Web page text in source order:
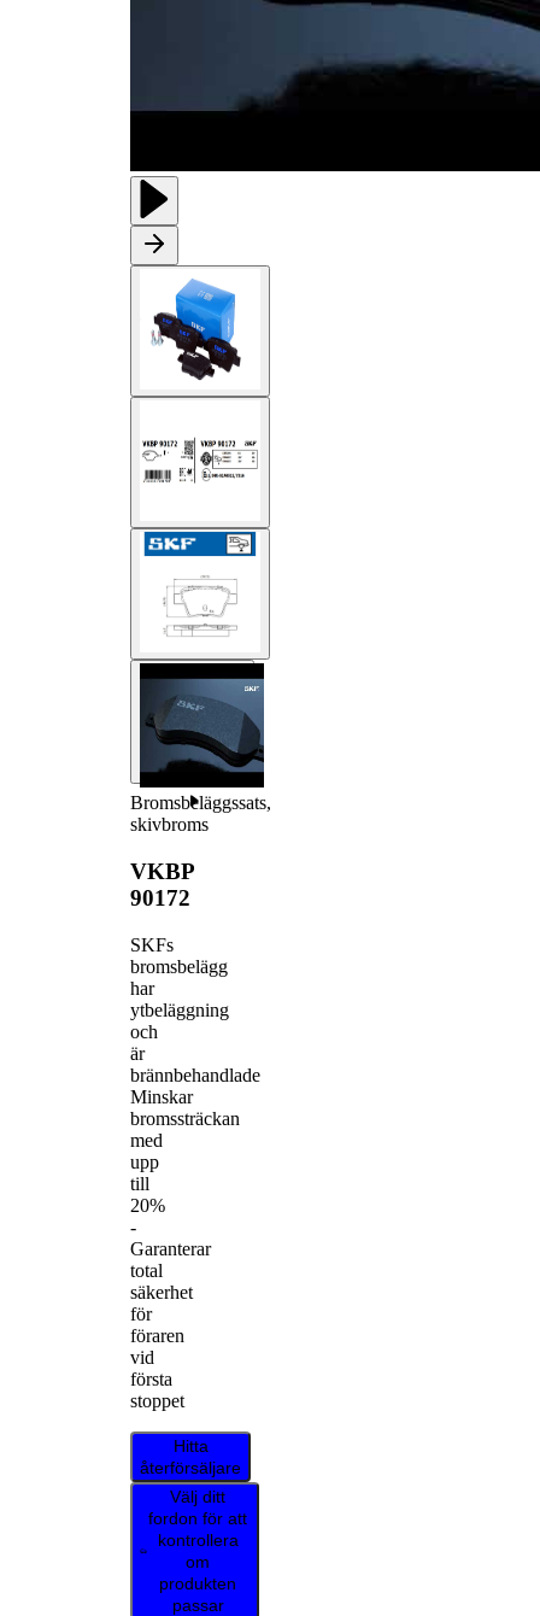
Bromsbeläggssats,
skivbroms
VKBP
90172
SKFs
bromsbelägg
har
ytbeläggning
och
är
brännbehandlade
Minskar
bromssträckan
med
upp
till
20%
-
Garanterar
total
säkerhet
för
föraren
vid
första
stoppet
Hitta
återförsäljare
Välj ditt
fordon för att
kontrollera
om
produkten
passar